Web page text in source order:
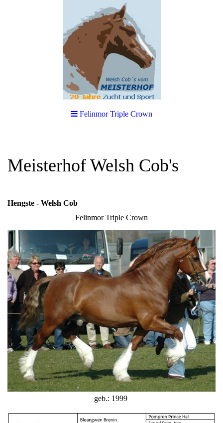
Felinmor Triple Crown
Meisterhof Welsh Cob's
Hengste - Welsh Cob
Felinmor Triple Crown
geb.: 1999